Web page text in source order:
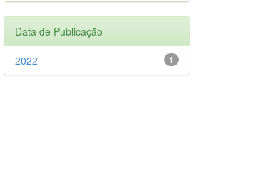
Data de Publicação
1
2022